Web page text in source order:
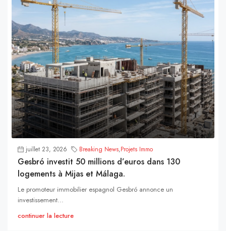
juillet 23, 2026 Breaking News,Projets Immo
Gesbró investit 50 millions d’euros dans 130
logements à Mijas et Málaga.
Le promoteur immobilier espagnol Gesbró annonce un
investissement...
continuer la lecture